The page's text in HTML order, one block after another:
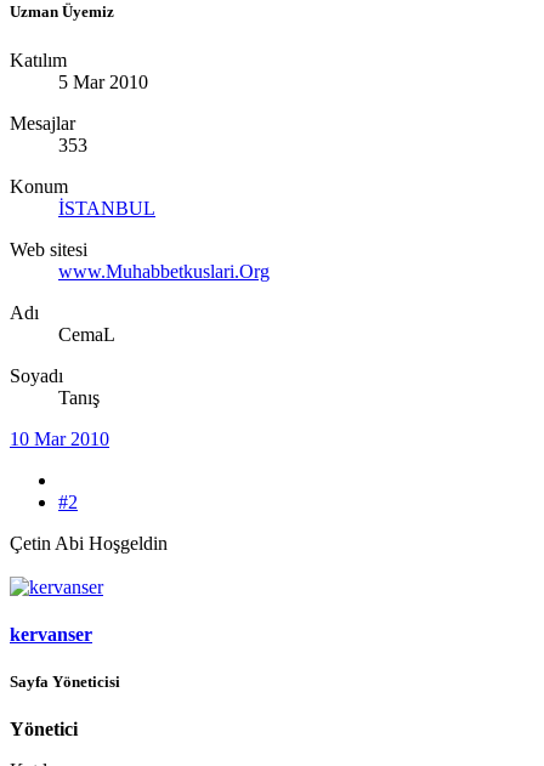
Uzman Üyemiz
Katılım
5 Mar 2010
Mesajlar
353
Konum
İSTANBUL
Web sitesi
www.Muhabbetkuslari.Org
Adı
CemaL
Soyadı
Tanış
10 Mar 2010
#2
Çetin Abi Hoşgeldin
kervanser
Sayfa Yöneticisi
Yönetici